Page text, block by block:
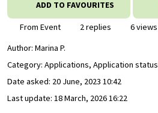
ADD TO FAVOURITES
From Event 2 replies
6 views
Author: Marina P.
Category: Applications, Application status
Date asked: 20 June, 2023 10:42
Last update: 18 March, 2026 16:22